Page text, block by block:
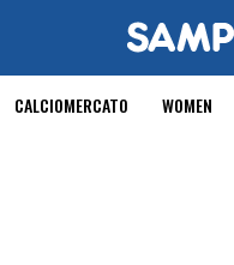
CALCIOMERCATO WOMEN